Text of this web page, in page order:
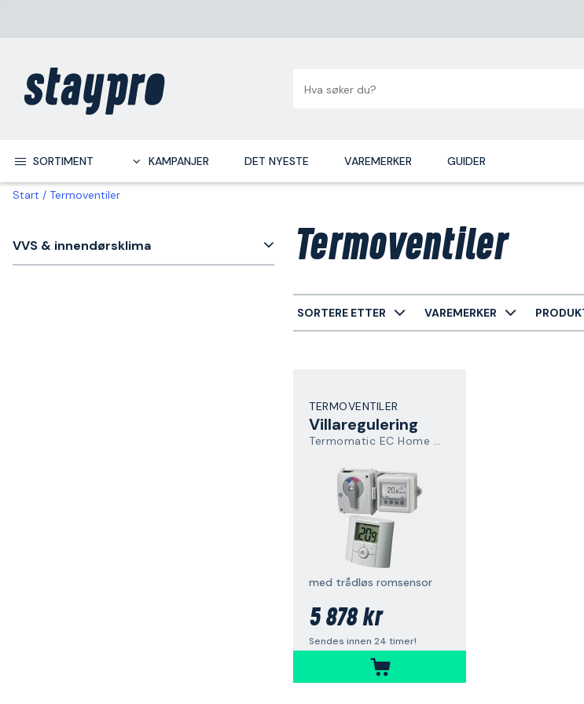
SORTIMENT KAMPANJER DET NYESTE VAREMERKER GUIDER
Start Termoventiler
VVS & innendørsklima Termoventiler
SORTERE ETTER VAREMERKER
TERMOVENTILER
Villaregulering
Termomatic EC Home WL
med trådløs romsensor
5 878 kr
Sendes innen 24 timer!